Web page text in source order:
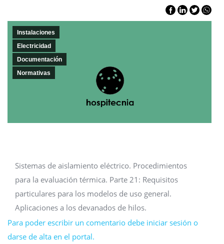
Instalaciones
Electricidad
Documentación
Normativas
Sistemas de aislamiento eléctrico. Procedimientos
para la evaluación térmica. Parte 21: Requisitos
particulares para los modelos de uso general.
Aplicaciones a los devanados de hilos.
Para poder escribir un comentario debe iniciar sesión o
darse de alta en el portal.